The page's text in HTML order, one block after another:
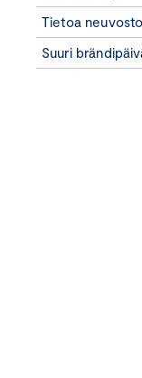
Tietoa
Suuri